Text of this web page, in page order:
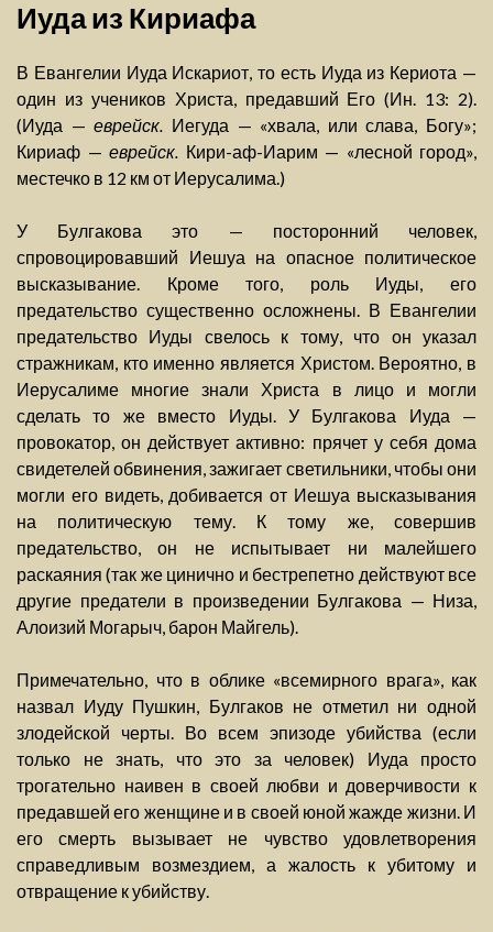
Иуда из Кириафа
В Евангелии Иуда Искариот, то есть Иуда из Кериота —
один из учеников Христа, предавший Его (Ин. 13: 2).
(Иуда —еврейск. Иегуда — «хвала, или слава, Богу»;
Кириаф — еврейск. Кири-аф-Иарим — «лесной город»,
местечко в 12 км от Иерусалима.)
У Булгакова это — посторонний человек,
спровоцировавший Иешуа на опасное политическое
высказывание. Кроме того, роль Иуды, его
предательство существенно осложнены. В Евангелии
предательство Иуды свелось к тому, что он указал
стражникам, кто именно является Христом. Вероятно, в
Иерусалиме многие знали Христа в лицо и могли
сделать то же вместо Иуды. У Булгакова Иуда —
провокатор, он действует активно: прячет у себя дома
свидетелей обвинения, зажигает светильники, чтобы они
могли его видеть, добивается от Иешуа высказывания
на политическую тему. К тому же, совершив
предательство, он не испытывает ни малейшего
раскаяния (так же цинично и бестрепетно действуют все
другие предатели в произведении Булгакова — Низа,
Алоизий Могарыч, барон Майгель).
Примечательно, что в облике «всемирного врага», как
назвал Иуду Пушкин, Булгаков не отметил ни одной
злодейской черты. Во всем эпизоде убийства (если
только не знать, что это за человек) Иуда просто
трогательно наивен в своей любви и доверчивости к
предавшей его женщине и в своей юной жажде жизни. И
его смерть вызывает не чувство удовлетворения
справедливым возмездием, а жалость к убитому и
отвращение к убийству.